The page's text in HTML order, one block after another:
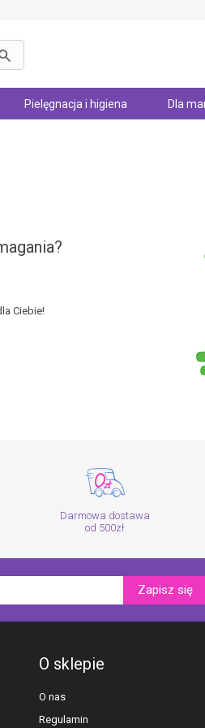
Pielęgnacja i higiena Dla
Ciebie!
Darmowa dostawa
od 500zł
Zapisz się
O sklepie
O nas
Regulamin